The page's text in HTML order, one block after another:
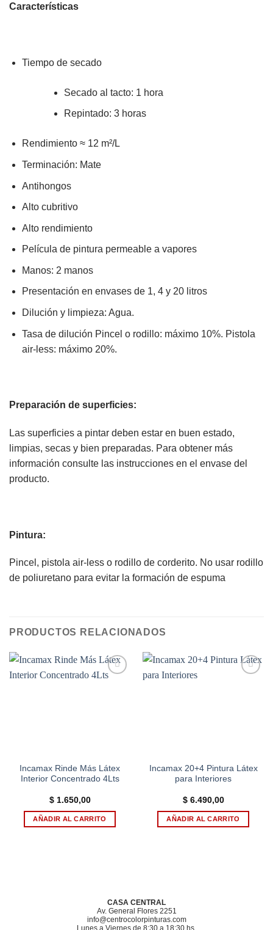
Características
Tiempo de secado
Secado al tacto: 1 hora
Repintado: 3 horas
Rendimiento ≈ 12 m²/L
Terminación: Mate
Antihongos
Alto cubritivo
Alto rendimiento
Película de pintura permeable a vapores
Manos: 2 manos
Presentación en envases de 1, 4 y 20 litros
Dilución y limpieza: Agua.
Tasa de dilución Pincel o rodillo: máximo 10%. Pistola
air-less: máximo 20%.
Preparación de superficies:
Las superficies a pintar deben estar en buen estado,
limpias, secas y bien preparadas. Para obtener más
información consulte las instrucciones en el envase del
producto.
Pintura:
Pincel, pistola air-less o rodillo de corderito. No usar rodillo
de poliuretano para evitar la formación de espuma
PRODUCTOS RELACIONADOS
Incamax Rinde Más Látex
Interior Concentrado 4Lts
$1.650,00
AÑADIR AL CARRITO
Incamax 20+4 Pintura Látex
para Interiores
$6.490,00
AÑADIR AL CARRITO
CASA CENTRAL
Av. General Flores 2251
info@centrocolorpinturas.com
Lunes a Viernes de 8:30 a 18:30 hs.